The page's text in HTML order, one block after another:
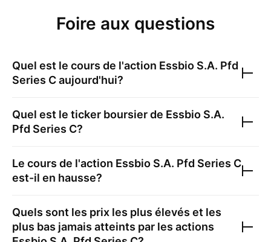
Foire aux questions
Quel est le cours de l'action Essbio S.A. Pfd
Series Caujourd'hui?
Quel est le ticker boursier de Essbio S.A.
Pfd Series C?
Le cours de l'action Essbio S.A. Pfd Series C
est-il en hausse?
Quels sont les prix les plus élevés et les
plus bas jamais atteints par les actions